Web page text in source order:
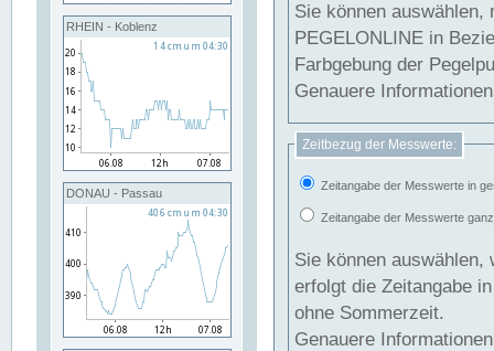
RHEIN - Koblenz
DONAU - Passau
Sie können
PEGELONLINE in Beziehung
Farbgebung der
Genauere
Zeitbezug der Messwerte:
Zeitangabe der Messwerte in
Zeitangabe der Messwerte
Sie können auswählen,
erfolgt die Zeitangabe
ohne Sommerzeit.
Genauere